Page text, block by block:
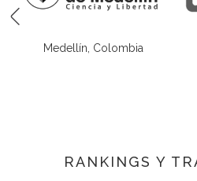
Medellín, Colombia
RANKINGS Y